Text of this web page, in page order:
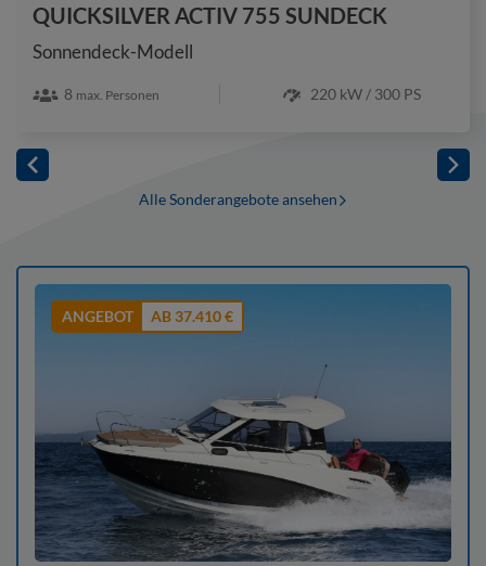
QUICKSILVER ACTIV 755 SUNDECK
Sonnendeck-Modell
8 max. Personen 220 kW / 300 PS
Alle Sonderangebote ansehen
ANGEBOT AB 37.410 €